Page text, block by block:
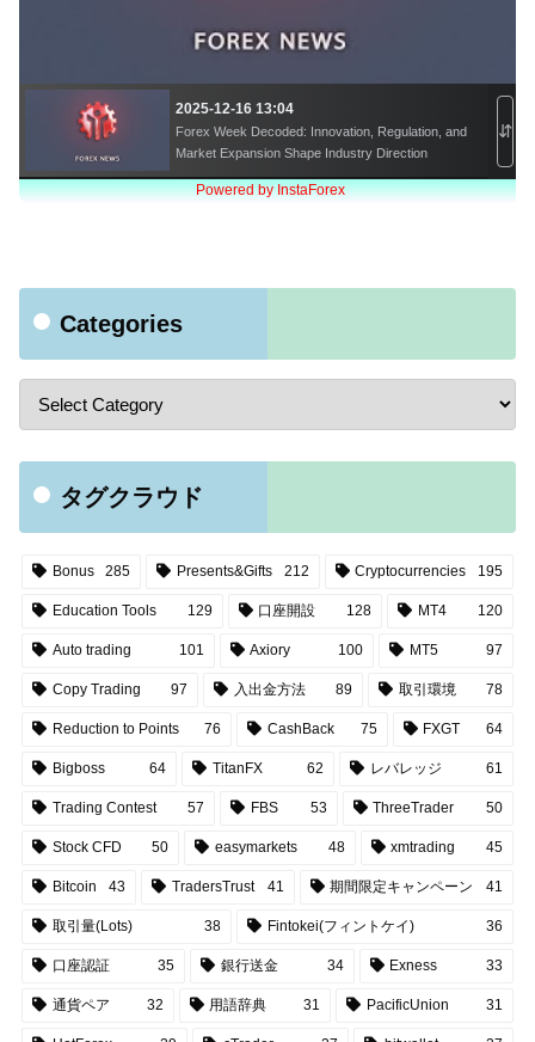
Categories
タグクラウド
Bonus 285 Presents&Gifts 212 Cryptocurrencies 195
Education Tools 129 口座開設 128 MT4 120
Auto trading 101 Axiory 100 MT5 97
Copy Trading 97 入出金方法 89 取引環境 78
Reduction to Points 76 CashBack 75 FXGT 64
Bigboss 64 TitanFX 62 レバレッジ 61
Trading Contest 57 FBS 53 ThreeTrader 50
Stock CFD 50 easymarkets 48 xmtrading 45
Bitcoin 43 TradersTrust 41 期間限定キャンペーン 41
取引量(Lots) 38 Fintokei(フィントケイ) 36
口座認証 35 銀行送金 34 Exness 33
通貨ペア 32 用語辞典 31 PacificUnion 31